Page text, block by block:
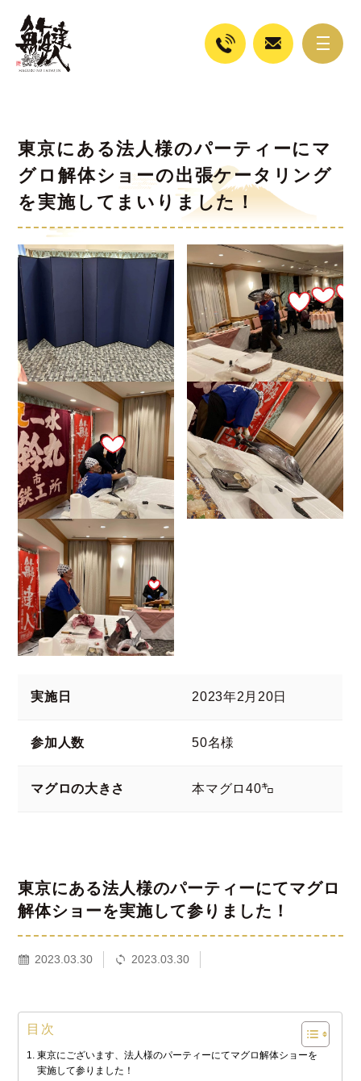
東京にある法人様のパーティーにマ
グロ解体ショーの出張ケータリング
を実施してまいりました！
実施日 2023年2月20日
参加人数 50名様
マグロの大きさ 本マグロ40㌔
東京にある法人様のパーティーにてマグロ
解体ショーを実施して参りました！
2023.03.30 2023.03.30
目次
東京にございます、法人様のパーティーにてマグロ解体ショーを
実施して参りました！